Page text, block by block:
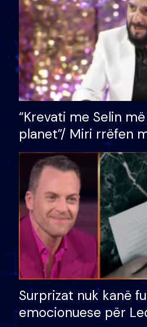
“Krevati me Selin
planet”/ Miri rrëfen
bukura në shtëpinë
mungojë zilja e
Surprizat nuk kanë
emocionuese për